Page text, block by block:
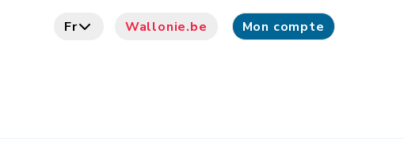
Fr Wallonie.be Mon compte